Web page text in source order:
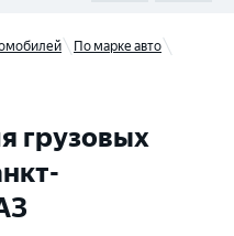
По марке авто
грузовых